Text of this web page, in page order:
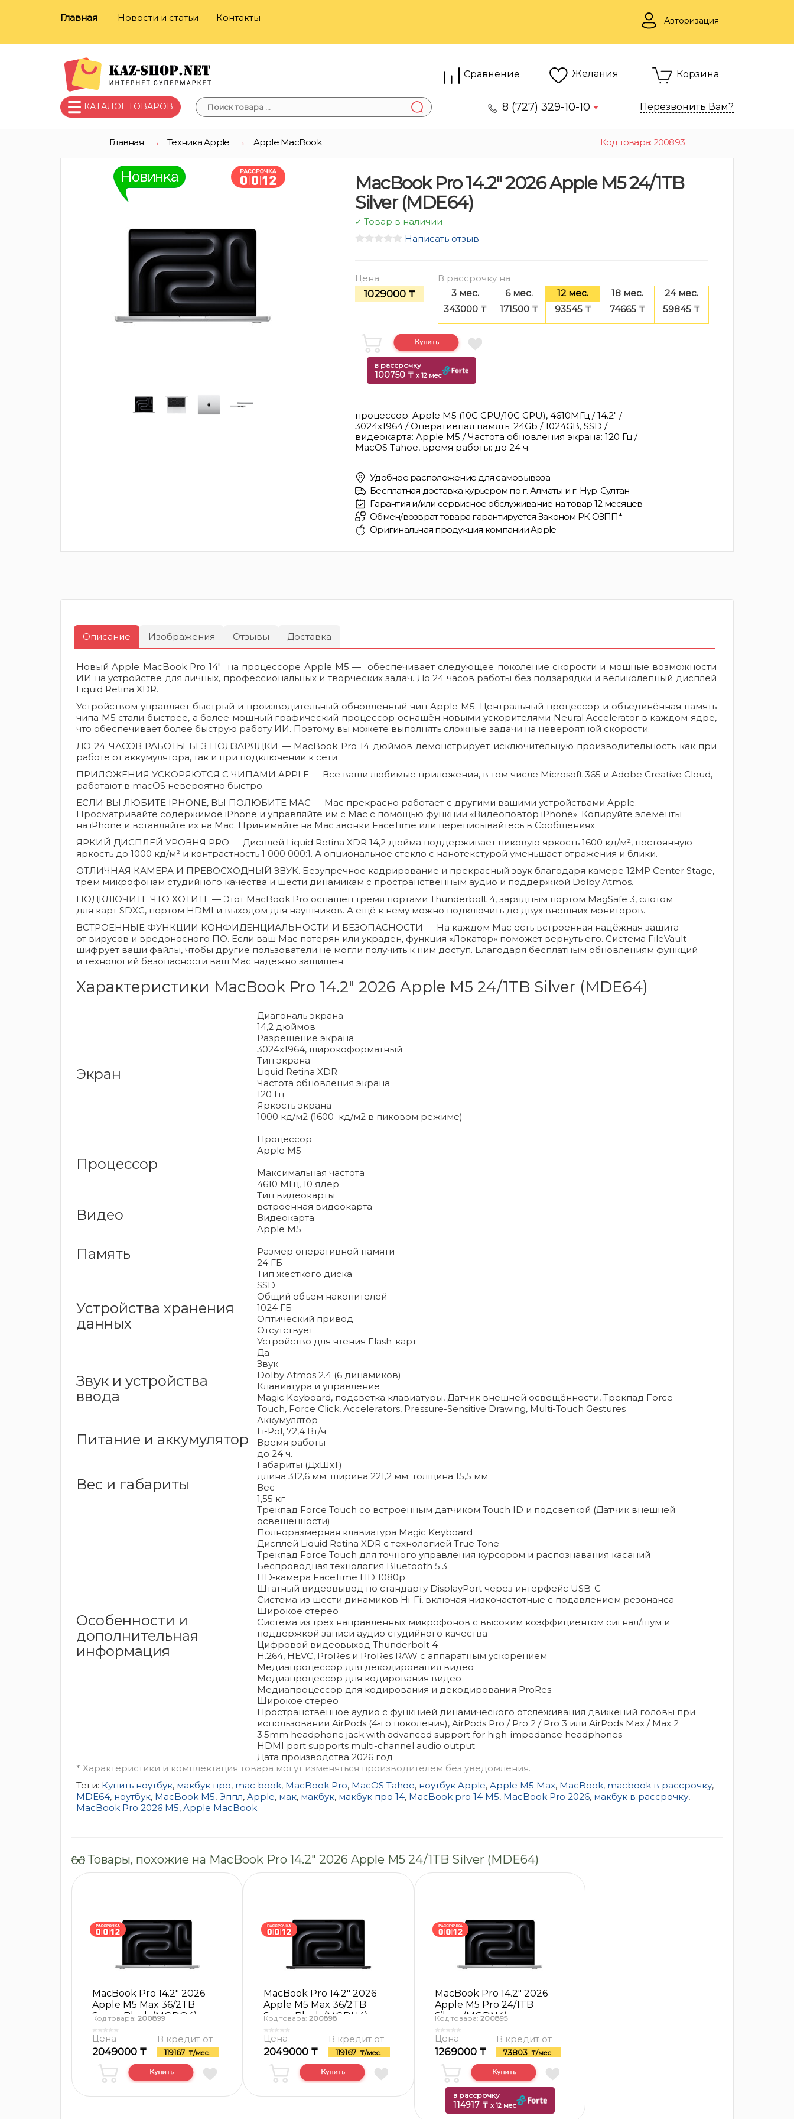
Главная Новости и статьи Контакты Авторизация
Сравнение Желания Корзина
КАТАЛОГ ТОВАРОВ 8 (727) 329-10-10 Перезвонить Вам?
Главная → Техника Apple → Apple MacBook Код товара: 200893
MacBook Pro 14.2″ 2026 Apple M5 24/1TB
Silver (MDE64)
✓ Товар в наличии
Написать отзыв
Цена В рассрочку на
1029000 ₸ 3 мес. 6 мес. 12 мес. 18 мес.
24 мес.
343000 ₸
171500 ₸ 93545 ₸ 74665 ₸ 59845 ₸
в рассрочку
100750 ₸ x 12 мес
процессор: Apple M5 (10C CPU/10C GPU), 4610МГц / 14.2" /
3024x1964 / Оперативная память: 24Gb / 1024GB, SSD /
видеокарта: Apple M5 / Частота обновления экрана: 120 Гц /
MacOS Tahoe, время работы: до 24 ч.
Удобное расположение для самовывоза
Бесплатная доставка курьером по г. Алматы и г. Нур-Султан
Гарантия и/или сервисное обслуживание на товар 12 месяцев
Обмен/возврат товара гарантируется Законом РК ОЗПП*
Оригинальная продукция компании Apple
Описание Изображения Отзывы Доставка
Новый Apple MacBook Pro 14" на процессоре Apple M5 — обеспечивает следующее поколение скорости и мощные возможности
ИИ на устройстве для личных, профессиональных и творческих задач. До 24 часов работы без подзарядки и великолепный дисплей
Liquid Retina XDR.
Устройством управляет быстрый и производительный обновленный чип Apple M5. Центральный процессор и объединённая память
чипа M5 стали быстрее, а более мощный графический процессор оснащён новыми ускорителями Neural Accelerator в каждом ядре,
что обеспечивает более быструю работу ИИ. Поэтому вы можете выполнять сложные задачи на невероятной скорости.
ДО 24 ЧАСОВ РАБОТЫ БЕЗ ПОДЗАРЯДКИ — MacBook Pro 14 дюймов демонстрирует исключительную производительность как при
работе от аккумулятора, так и при подключении к сети
ПРИЛОЖЕНИЯ УСКОРЯЮТСЯ С ЧИПАМИ APPLE — Все ваши любимые приложения, в том числе Microsoft 365 и Adobe Creative Cloud,
работают в macOS невероятно быстро.
ЕСЛИ ВЫ ЛЮБИТЕ IPHONE, ВЫ ПОЛЮБИТЕ MAC — Mac прекрасно работает с другими вашими устройствами Apple.
Просматривайте содержимое iPhone и управляйте им с Mac с помощью функции «Видеоповтор iPhone». Копируйте элементы
на iPhone и вставляйте их на Mac. Принимайте на Mac звонки FaceTime или переписывайтесь в Сообщениях.
ЯРКИЙ ДИСПЛЕЙ УРОВНЯ PRO — Дисплей Liquid Retina XDR 14,2 дюйма поддерживает пиковую яркость 1600 кд/м², постоянную
яркость до 1000 кд/м² и контрастность 1 000 000:1. А опциональное стекло с нанотекстурой уменьшает отражения и блики.
ОТЛИЧНАЯ КАМЕРА И ПРЕВОСХОДНЫЙ ЗВУК. Безупречное кадрирование и прекрасный звук благодаря камере 12MP Center Stage,
трём микрофонам студийного качества и шести динамикам с пространственным аудио и поддержкой Dolby Atmos.
ПОДКЛЮЧИТЕ ЧТО ХОТИТЕ — Этот MacBook Pro оснащён тремя портами Thunderbolt 4, зарядным портом MagSafe 3, слотом
для карт SDXC, портом HDMI и выходом для наушников. А ещё к нему можно подключить до двух внешних мониторов.
ВСТРОЕННЫЕ ФУНКЦИИ КОНФИДЕНЦИАЛЬНОСТИ И БЕЗОПАСНОСТИ — На каждом Mac есть встроенная надёжная защита
от вирусов и вредоносного ПО. Если ваш Mac потерян или украден, функция «Локатор» поможет вернуть его. Система FileVault
шифрует ваши файлы, чтобы другие пользователи не могли получить к ним доступ. Благодаря бесплатным обновлениям функций
и технологий безопасности ваш Mac надёжно защищён.
Характеристики MacBook Pro 14.2″ 2026 Apple M5 24/1TB Silver (MDE64)
Экран
Диагональ экрана
14,2 дюймов
Разрешение экрана
3024x1964, широкоформатный
Тип экрана
Liquid Retina XDR
Частота обновления экрана
120 Гц
Яркость экрана
1000 кд/м2 (1600 кд/м2 в пиковом режиме)
Процессор
Процессор
Apple M5
Максимальная частота
4610 МГц, 10 ядер
Видео
Тип видеокарты
встроенная видеокарта
Видеокарта
Apple M5
Память
Размер оперативной памяти
24 ГБ
Устройства хранения
данных
Тип жесткого диска
SSD
Общий объем накопителей
1024 ГБ
Оптический привод
Отсутствует
Устройство для чтения Flash-карт
Да
Звук и устройства
ввода
Звук
Dolby Atmos 2.4 (6 динамиков)
Клавиатура и управление
Magic Keyboard, подсветка клавиатуры, Датчик внешней освещённости, Трекпад Force
Touch, Force Click, Accelerators, Pressure-Sensitive Drawing, Multi-Touch Gestures
Питание и аккумулятор
Аккумулятор
Li-Pol, 72,4 Вт/ч
Время работы
до 24 ч.
Вес и габариты
Габариты (ДхШхТ)
длина 312,6 мм; ширина 221,2 мм; толщина 15,5 мм
Вес
1,55 кг
Особенности и
дополнительная
информация
Трекпад Force Touch со встроенным датчиком Touch ID и подсветкой (Датчик внешней
освещённости)
Полноразмерная клавиатура Magic Keyboard
Дисплей Liquid Retina XDR с технологией True Tone
Трекпад Force Touch для точного управления курсором и распознавания касаний
Беспроводная технология Bluetooth 5.3
HD‑камера FaceTime HD 1080p
Штатный видеовывод по стандарту DisplayPort через интерфейс USB-C
Система из шести динамиков Hi-Fi, включая низкочастотные с подавлением резонанса
Широкое стерео
Система из трёх направленных микрофонов с высоким коэффициентом сигнал/шум и
поддержкой записи аудио студийного качества
Цифровой видеовыход Thunderbolt 4
H.264, HEVC, ProRes и ProRes RAW с аппаратным ускорением
Медиапроцессор для декодиро­вания видео
Медиапроцессор для кодирования видео
Медиапроцессор для кодирования и декодирования ProRes
Широкое стерео
Пространственное аудио с функцией динамического отслеживания движений головы при
использовании AirPods (4‑го поколения), AirPods Pro / Pro 2 / Pro 3 или AirPods Max / Max 2
3.5mm headphone jack with advanced support for high-impedance headphones
HDMI port supports multi-channel audio output
Дата производства 2026 год
* Характеристики и комплектация товара могут изменяться производителем без уведомления.
Теги: Купить ноутбук, макбук про, mac book, MacBook Pro, MacOS Tahoe, ноутбук Apple, Apple M5 Max, MacBook, macbook в рассрочку,
MDE64, ноутбук, MacBook M5, Эппл, Apple, мак, макбук, макбук про 14, MacBook pro 14 M5, MacBook Pro 2026, макбук в рассрочку,
MacBook Pro 2026 M5, Apple MacBook
Товары, похожие на MacBook Pro 14.2″ 2026 Apple M5 24/1TB Silver (MDE64)
MacBook Pro 14.2″ 2026
Apple M5 Max 36/2TB
Space Black (MGDQ4)
Код товара: 200899
Цена
2049000 ₸
В кредит от
119167 ₸/мес.
MacBook Pro 14.2″ 2026
Apple M5 Max 36/2TB
Space Black (MGDU4)
Код товара: 200898
Цена
2049000 ₸
В кредит от
119167 ₸/мес.
MacBook Pro 14.2″ 2026
Apple M5 Pro 24/1TB
Silver (MGDN4)
Код товара: 200895
Цена
1269000 ₸
В кредит от
73803 ₸/мес.
в рассрочку
114917 ₸ x 12 мес